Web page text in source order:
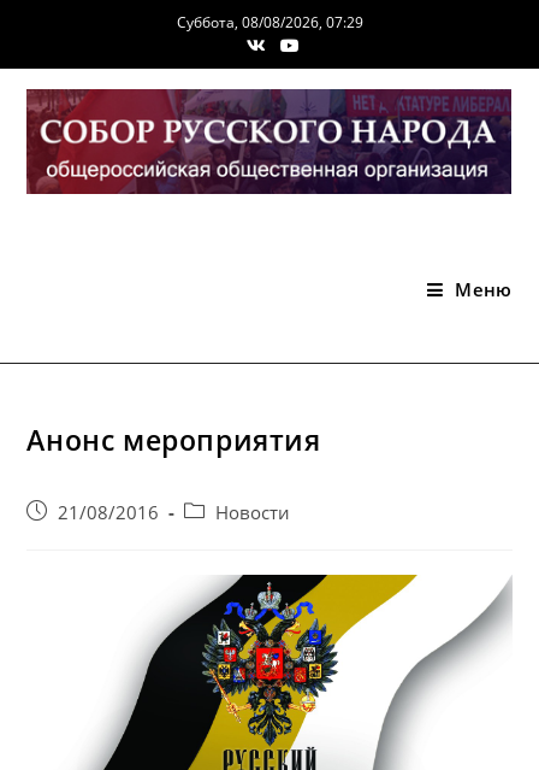
содержимому
Суббота, 08/08/2026, 07:29
Меню
Анонс мероприятия
Запись21/08/2016
PostНовости